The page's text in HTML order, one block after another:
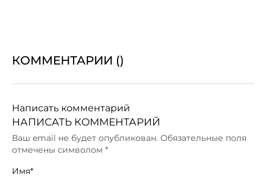
КОММЕНТАРИИ ()
Написать комментарий
НАПИСАТЬ КОММЕНТАРИЙ
Ваш email не будет опубликован. Обязательные поля
отмечены символом *
Имя*